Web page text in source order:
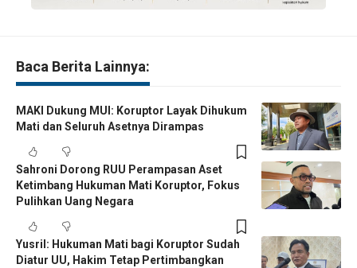
Baca Berita Lainnya:
MAKI Dukung MUI: Koruptor Layak Dihukum
Mati dan Seluruh Asetnya Dirampas
Sahroni Dorong RUU Perampasan Aset
Ketimbang Hukuman Mati Koruptor, Fokus
Pulihkan Uang Negara
Yusril: Hukuman Mati bagi Koruptor Sudah
Diatur UU, Hakim Tetap Pertimbangkan